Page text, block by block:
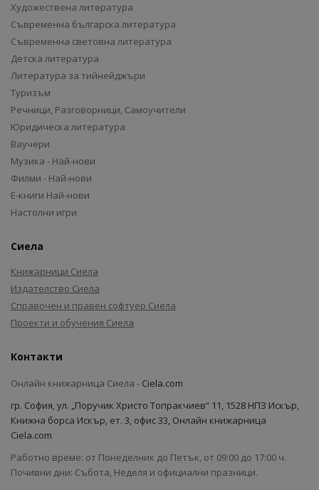
Художествена литература
Съвременна българска литература
Съвременна световна литература
Детска литература
Литература за тийнейджъри
Туризъм
Речници, Разговорници, Самоучители
Юридическа литература
Ваучери
Музика - Най-нови
Филми - Най-нови
Е-книги Най-нови
Настолни игри
Сиела
Книжарници Сиела
Издателство Сиела
Справочен и правен софтуер Сиела
Проекти и обучения Сиела
Контакти
Онлайн книжарница Сиела - Ciela.com
гр. София, ул. „Поручик Христо Топракчиев“ 11, 1528 НПЗ Искър,
Книжна борса Искър, ет. 3, офис 33, Онлайн книжарница
Ciela.com
Работно време: от Понеделник до Петък, от 09:00 до 17:00 ч.
Почивни дни: Събота, Неделя и официални празници.